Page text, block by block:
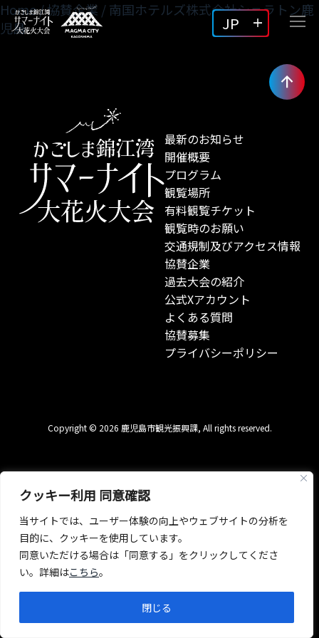
クッキー利用 同意確認
当サイトでは、ユーザー体験の向上やウェブサイトの分析を
目的に、クッキーを使用しています。
同意いただける場合は「同意する」をクリックしてくださ
い。詳細はこちら。
閉じる
JP
Home/協賛企業 /南国ホテルズ株式会社シェラトン鹿
児島
最新のお知らせ
開催概要
プログラム
観覧場所
有料観覧チケット
観覧時のお願い
交通規制及びアクセス情報
協賛企業
過去大会の紹介
公式Xアカウント
よくある質問
協賛募集
プライバシーポリシー
Copyright © 2026 鹿児島市観光振興課, All rights reserved.